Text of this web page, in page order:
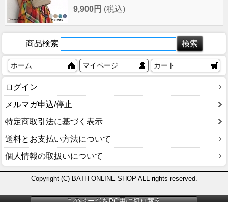
9,900円 (税込)
商品検索
ホーム マイページ カート
ログイン
メルマガ申込/停止
特定商取引法に基づく表示
送料とお支払い方法について
個人情報の取扱いについて
Copyright (C) BATH ONLINE SHOP ALL rights reserved.